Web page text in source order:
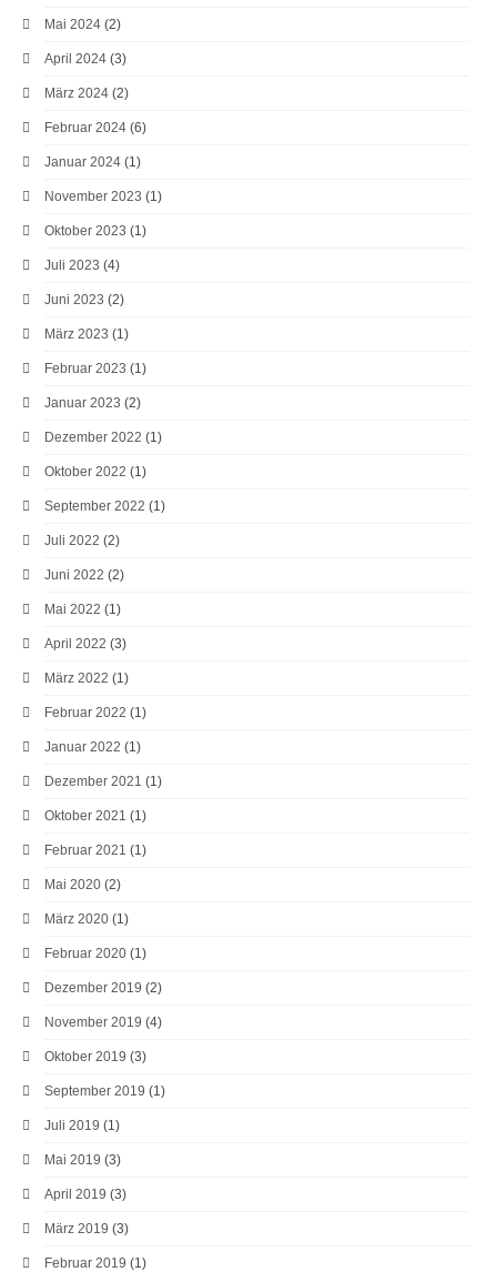
Mai 2024 (2)
April 2024 (3)
März 2024 (2)
Februar 2024 (6)
Januar 2024 (1)
November 2023 (1)
Oktober 2023 (1)
Juli 2023 (4)
Juni 2023 (2)
März 2023 (1)
Februar 2023 (1)
Januar 2023 (2)
Dezember 2022 (1)
Oktober 2022 (1)
September 2022 (1)
Juli 2022 (2)
Juni 2022 (2)
Mai 2022 (1)
April 2022 (3)
März 2022 (1)
Februar 2022 (1)
Januar 2022 (1)
Dezember 2021 (1)
Oktober 2021 (1)
Februar 2021 (1)
Mai 2020 (2)
März 2020 (1)
Februar 2020 (1)
Dezember 2019 (2)
November 2019 (4)
Oktober 2019 (3)
September 2019 (1)
Juli 2019 (1)
Mai 2019 (3)
April 2019 (3)
März 2019 (3)
Februar 2019 (1)